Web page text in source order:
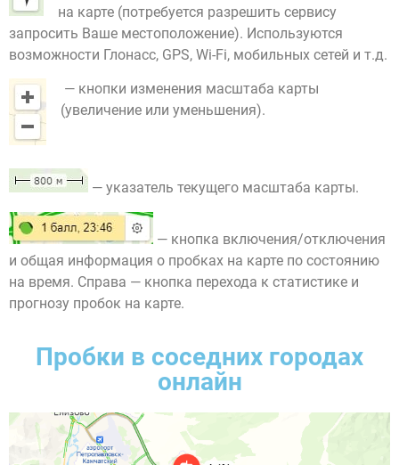
на карте (потребуется разрешить сервису
запросить Ваше местоположение). Используются
возможности Глонасс, GPS, Wi-Fi, мобильных сетей и т.д.
— кнопки изменения масштаба карты
(увеличение или уменьшения).
— указатель текущего масштаба карты.
— кнопка включения/отключения
и общая информация о пробках на карте по состоянию
на время. Справа — кнопка перехода к статистике и
прогнозу пробок на карте.
Пробки в соседних городах
онлайн